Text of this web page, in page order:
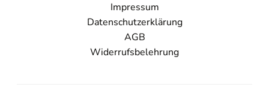
Impressum
Datenschutzerklärung
AGB
Widerrufsbelehrung